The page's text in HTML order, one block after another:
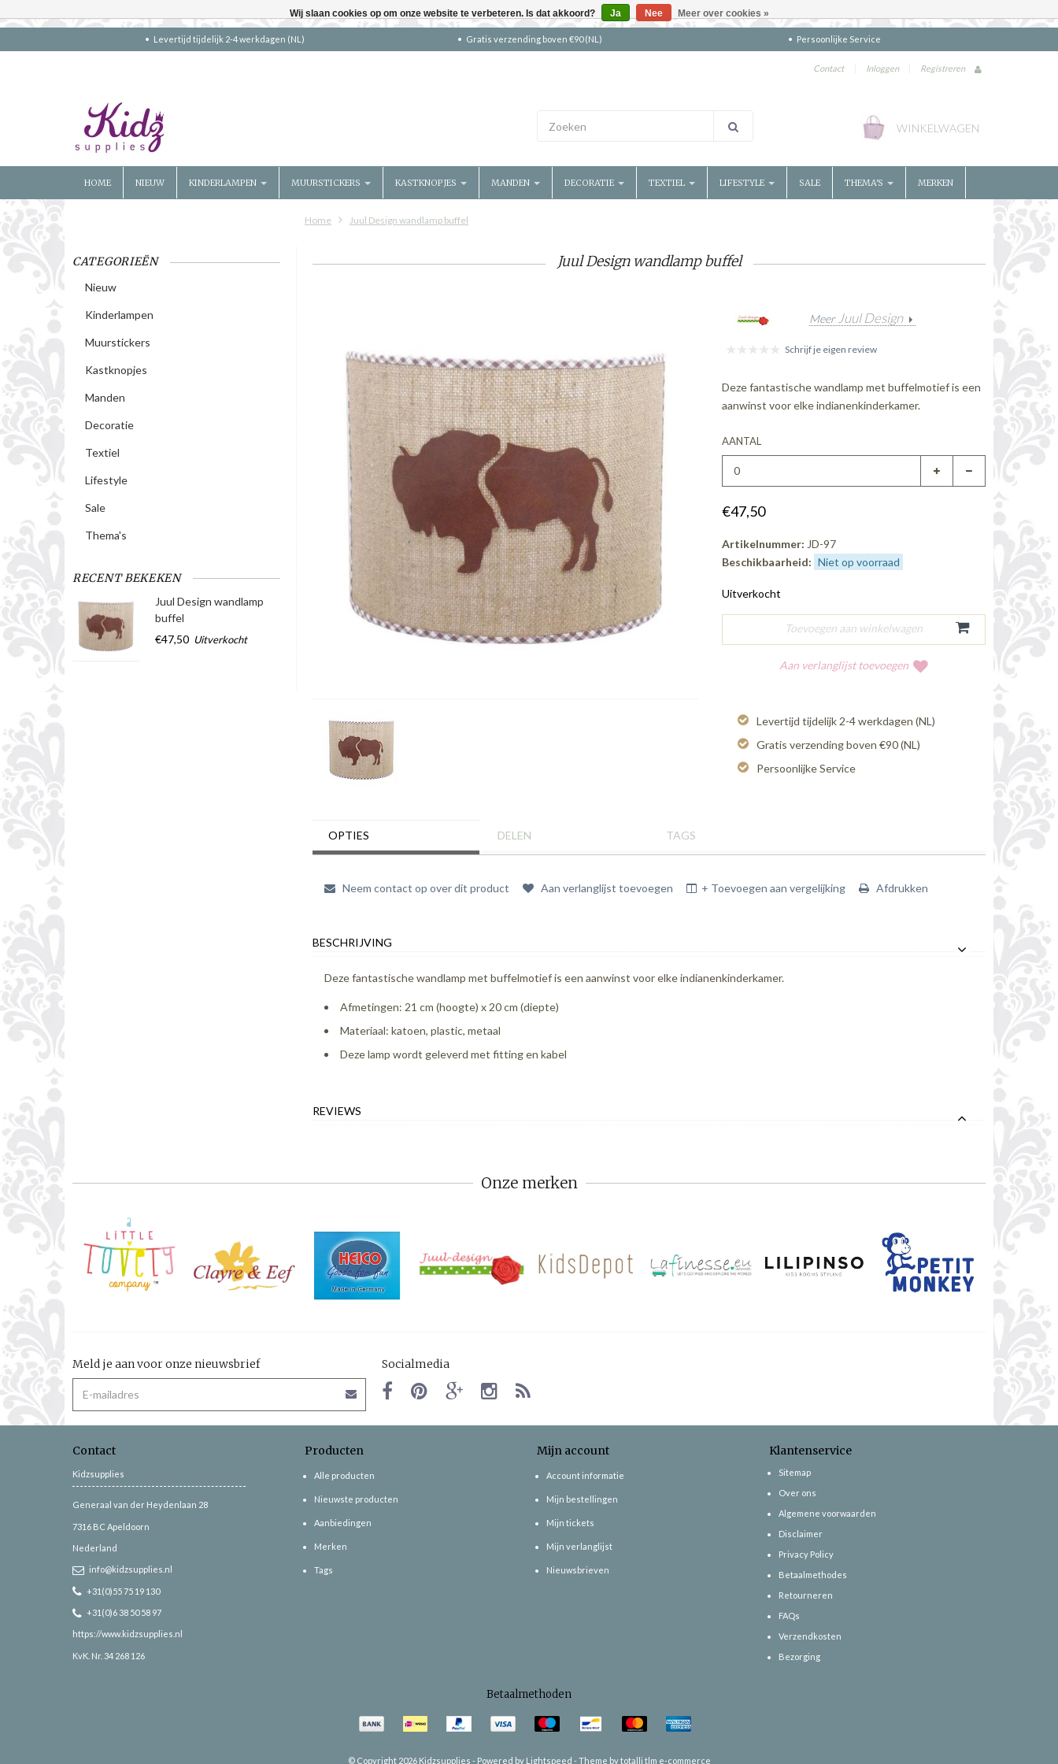
Levertijd tijdelijk 2-4 werkdagen (NL) Gratis verzending boven €90 (NL) Persoonlijke Service
Contact | Inloggen | Registreren
WINKELWAGEN
HOME NIEUW KINDERLAMPEN MUURSTICKERS KASTKNOPJES MANDEN DECORATIE TEXTIEL LIFESTYLE SALE THEMA'S MERKEN
Home Juul Design wandlamp buffel
CATEGORIEËN
Nieuw
Kinderlampen
Muurstickers
Kastknopjes
Manden
Decoratie
Textiel
Lifestyle
Sale
Thema's
RECENT BEKEKEN
Juul Design wandlamp
buffel
€47,50 Uitverkocht
Juul Design wandlamp buffel
Meer Juul Design
Schrijf je eigen review
Deze fantastische wandlamp met buffelmotief is een
aanwinst voor elke indianenkinderkamer.
AANTAL
€47,50
Artikelnummer: JD-97
Beschikbaarheid: Niet op voorraad
Uitverkocht
Aan verlanglijst toevoegen
Levertijd tijdelijk 2-4 werkdagen (NL)
Gratis verzending boven €90 (NL)
Persoonlijke Service
OPTIES DELEN TAGS
Neem contact op over dit product Aan verlanglijst toevoegen + Toevoegen aan vergelijking Afdrukken
BESCHRIJVING
Deze fantastische wandlamp met buffelmotief is een aanwinst voor elke indianenkinderkamer.
Afmetingen: 21 cm (hoogte) x 20 cm (diepte)
Materiaal: katoen, plastic, metaal
Deze lamp wordt geleverd met fitting en kabel
REVIEWS
Onze merken
Meld je aan voor onze nieuwsbrief Socialmedia
Contact
Kidzsupplies
Generaal van der Heydenlaan 28
7316 BC Apeldoorn
Nederland
info@kidzsupplies.nl
+31(0)55 75 19 130
+31(0)6 38 50 58 97
https://www.kidzsupplies.nl
KvK. Nr. 34 268 126
Producten
Alle producten
Nieuwste producten
Aanbiedingen
Merken
Tags
Mijn account
Account informatie
Mijn bestellingen
Mijn tickets
Mijn verlanglijst
Nieuwsbrieven
Klantenservice
Sitemap
Over ons
Algemene voorwaarden
Disclaimer
Privacy Policy
Betaalmethodes
Retourneren
FAQs
Verzendkosten
Bezorging
Betaalmethoden
© Copyright 2026 Kidzsupplies - Powered by Lightspeed -Theme by totalli t|m e-commerce
Wij slaan cookies op om onze website te verbeteren. Is dat akkoord? Ja Nee Meer over cookies »